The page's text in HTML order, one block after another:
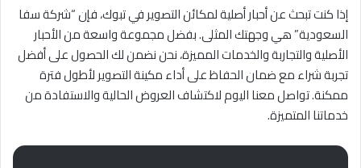
إذا كنت تبحث عن أحبار أصلية لمكائن التصوير في تبوك، فإن “شركة سفا
السعودية” هي وجهتك المثلى. بفضل مجموعة واسعة من الأحبار
الأصلية والتجاربة والخدمات المميزة، نحن نضمن لك الحصول على أفضل
تجربة شراء مع ضمان الحفاظ على أداء مكينة التصوير لأطول فترة
ممكنة. تواصل معنا اليوم لاكتشاف العروض الحالية والاستفادة من
خدماتنا المتميزة.